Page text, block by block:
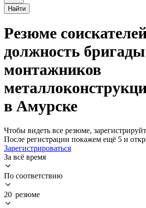
Найти
Резюме
должность бригады
монтажников
в Амурске
Чтобы видеть все резюме,
После регистрации покажем ещё 5 и
Зарегистрироваться
За всё время
По соответствию
20 резюме